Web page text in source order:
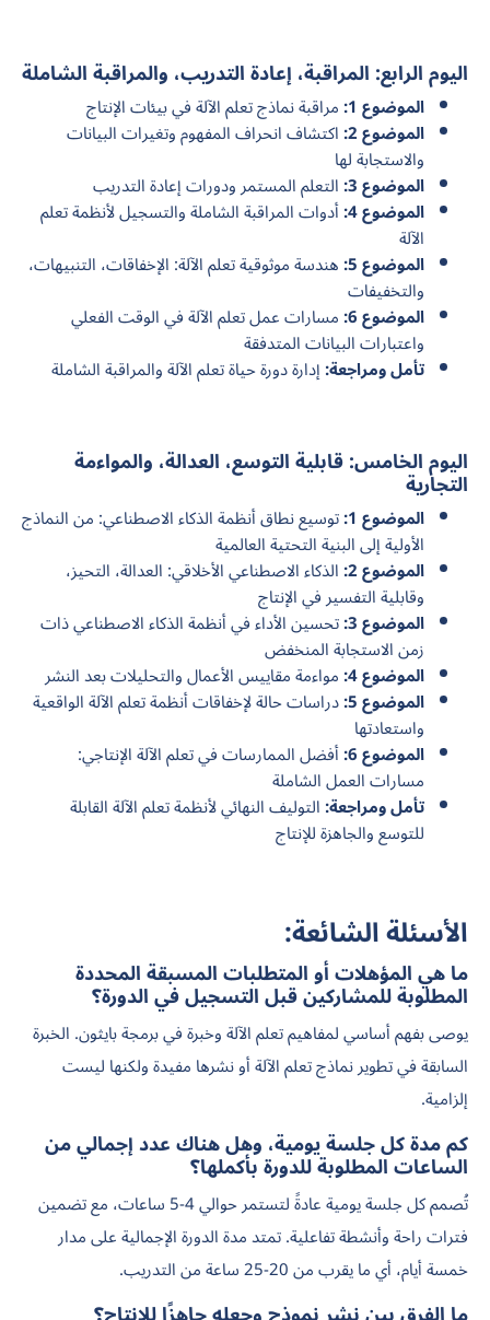
اليوم الرابع: المراقبة، إعادة التدريب، والمراقبة الشاملة
الموضوع 1: مراقبة نماذج تعلم الآلة في بيئات الإنتاج
الموضوع 2: اكتشاف انحراف المفهوم وتغيرات البيانات
والاستجابة لها
الموضوع 3: التعلم المستمر ودورات إعادة التدريب
الموضوع 4: أدوات المراقبة الشاملة والتسجيل لأنظمة تعلم
الآلة
الموضوع 5: هندسة موثوقية تعلم الآلة: الإخفاقات، التنبيهات،
والتخفيفات
الموضوع 6: مسارات عمل تعلم الآلة في الوقت الفعلي
واعتبارات البيانات المتدفقة
تأمل ومراجعة:إدارة دورة حياة تعلم الآلة والمراقبة الشاملة
اليوم الخامس: قابلية التوسع، العدالة، والمواءمة
التجارية
الموضوع 1: توسيع نطاق أنظمة الذكاء الاصطناعي: من النماذج
الأولية إلى البنية التحتية العالمية
الموضوع 2: الذكاء الاصطناعي الأخلاقي: العدالة، التحيز،
وقابلية التفسير في الإنتاج
الموضوع 3: تحسين الأداء في أنظمة الذكاء الاصطناعي ذات
زمن الاستجابة المنخفض
الموضوع 4: مواءمة مقاييس الأعمال والتحليلات بعد النشر
الموضوع 5: دراسات حالة لإخفاقات أنظمة تعلم الآلة الواقعية
واستعادتها
الموضوع 6: أفضل الممارسات في تعلم الآلة الإنتاجي:
مسارات العمل الشاملة
تأمل ومراجعة:التوليف النهائي لأنظمة تعلم الآلة القابلة
للتوسع والجاهزة للإنتاج
الأسئلة الشائعة:
ما هي المؤهلات أو المتطلبات المسبقة المحددة
المطلوبة للمشاركين قبل التسجيل في الدورة؟
يوصى بفهم أساسي لمفاهيم تعلم الآلة وخبرة في برمجة بايثون. الخبرة
السابقة في تطوير نماذج تعلم الآلة أو نشرها مفيدة ولكنها ليست
إلزامية.
كم مدة كل جلسة يومية، وهل هناك عدد إجمالي من
الساعات المطلوبة للدورة بأكملها؟
تُصمم كل جلسة يومية عادةً لتستمر حوالي 4-5 ساعات، مع تضمين
فترات راحة وأنشطة تفاعلية. تمتد مدة الدورة الإجمالية على مدار
خمسة أيام، أي ما يقرب من 20-25 ساعة من التدريب.